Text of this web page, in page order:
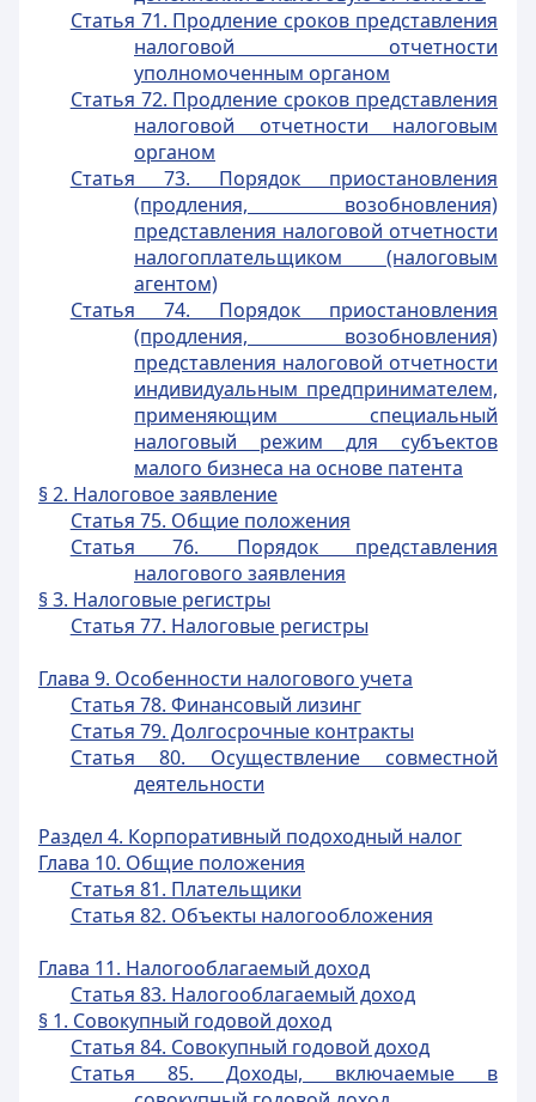
Статья 71. Продление сроков представления
налоговой отчетности
уполномоченным органом
Статья 72. Продление сроков представления
налоговой отчетности налоговым
органом
Статья 73. Порядок приостановления
(продления, возобновления)
представления налоговой отчетности
налогоплательщиком (налоговым
агентом)
Статья 74. Порядок приостановления
(продления, возобновления)
представления налоговой отчетности
индивидуальным предпринимателем,
применяющим специальный
налоговый режим для субъектов
малого бизнеса на основе патента
§ 2. Налоговое заявление
Статья 75. Общие положения
Статья 76. Порядок представления
налогового заявления
§ 3. Налоговые регистры
Статья 77. Налоговые регистры
Глава 9. Особенности налогового учета
Статья 78. Финансовый лизинг
Статья 79. Долгосрочные контракты
Статья 80. Осуществление совместной
деятельности
Раздел 4. Корпоративный подоходный налог
Глава 10. Общие положения
Статья 81. Плательщики
Статья 82. Объекты налогообложения
Глава 11. Налогооблагаемый доход
Статья 83. Налогооблагаемый доход
§ 1. Совокупный годовой доход
Статья 84. Совокупный годовой доход
Статья 85. Доходы, включаемые в